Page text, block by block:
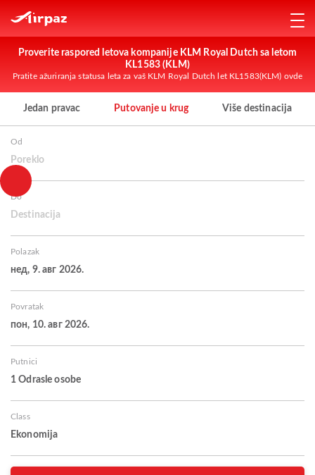
Proverite raspored letova kompanije KLM Royal Dutch sa letom
KL1583 (KLM)
Pratite ažuriranja statusa leta za vaš KLM Royal Dutch let KL1583(KLM) ovde
Jedan pravac Putovanje u krug Više destinacija
Od
Poreklo
Do
Destinacija
Polazak
нед, 9. авг 2026.
Povratak
пон, 10. авг 2026.
Putnici
1 Odrasle osobe
Class
Ekonomija